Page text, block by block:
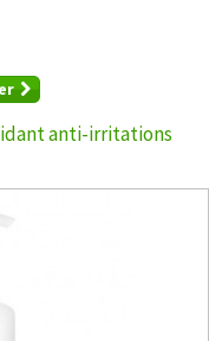
anti-irritations